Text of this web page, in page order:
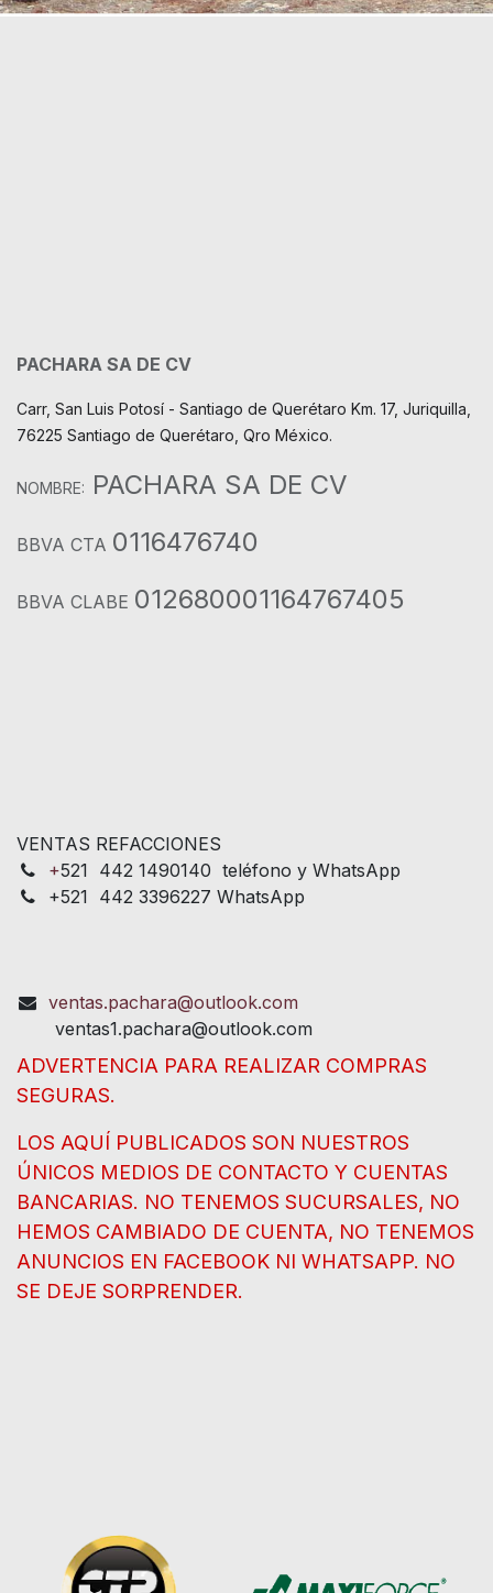
PACHARA SA DE CV
Carr, San Luis Potosí - Santiago de Querétaro Km. 17, Juriquilla,
76225 Santiago de Querétaro, Qro México.
NOMBRE: PACHARA SA DE CV
BBVA CTA 0116476740
BBVA CLABE 012680001164767405
VENTAS REFACCIONES
+521 442 1490140 teléfono y WhatsApp
+521 442 3396227 WhatsApp
ventas.pachara@outlook.com
ventas1.pachara@outlook.com
ADVERTENCIA PARA REALIZAR COMPRAS
SEGURAS.
LOS AQUÍ PUBLICADOS SON NUESTROS
ÚNICOS MEDIOS DE CONTACTO Y CUENTAS
BANCARIAS. NO TENEMOS SUCURSALES, NO
HEMOS CAMBIADO DE CUENTA, NO TENEMOS
ANUNCIOS EN FACEBOOK NI WHATSAPP. NO
SE DEJE SORPRENDER.